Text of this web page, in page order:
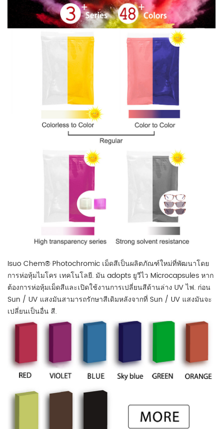
Isuo Chem® Photochromic เม็ดสีเป็นผลิตภัณฑ์ใหม่ที่พัฒนาโดย
การห่อหุ้มไมโคร เทคโนโลยี. มัน adopts ยูวีไว Microcapsules หาก
ต้องการห่อหุ้มเม็ดสีและเปิดใช้งานการเปลี่ยนสีด้านล่าง UV ไฟ. ก่อน
Sun / UV แสงมันสามารถรักษาสีเดิมหลังจากที่ Sun / UV แสงมันจะ
เปลี่ยนเป็นอื่น สี.